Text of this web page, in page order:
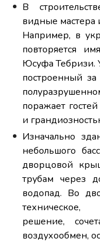
В
видные мастера
Например, в
повторяется
Юсуфа Тебризи.
построенный
поражает
и
Изначально
небольшого
дворцовой
трубам через
водопад. Во
техническое,
решение,
воздухообмен,